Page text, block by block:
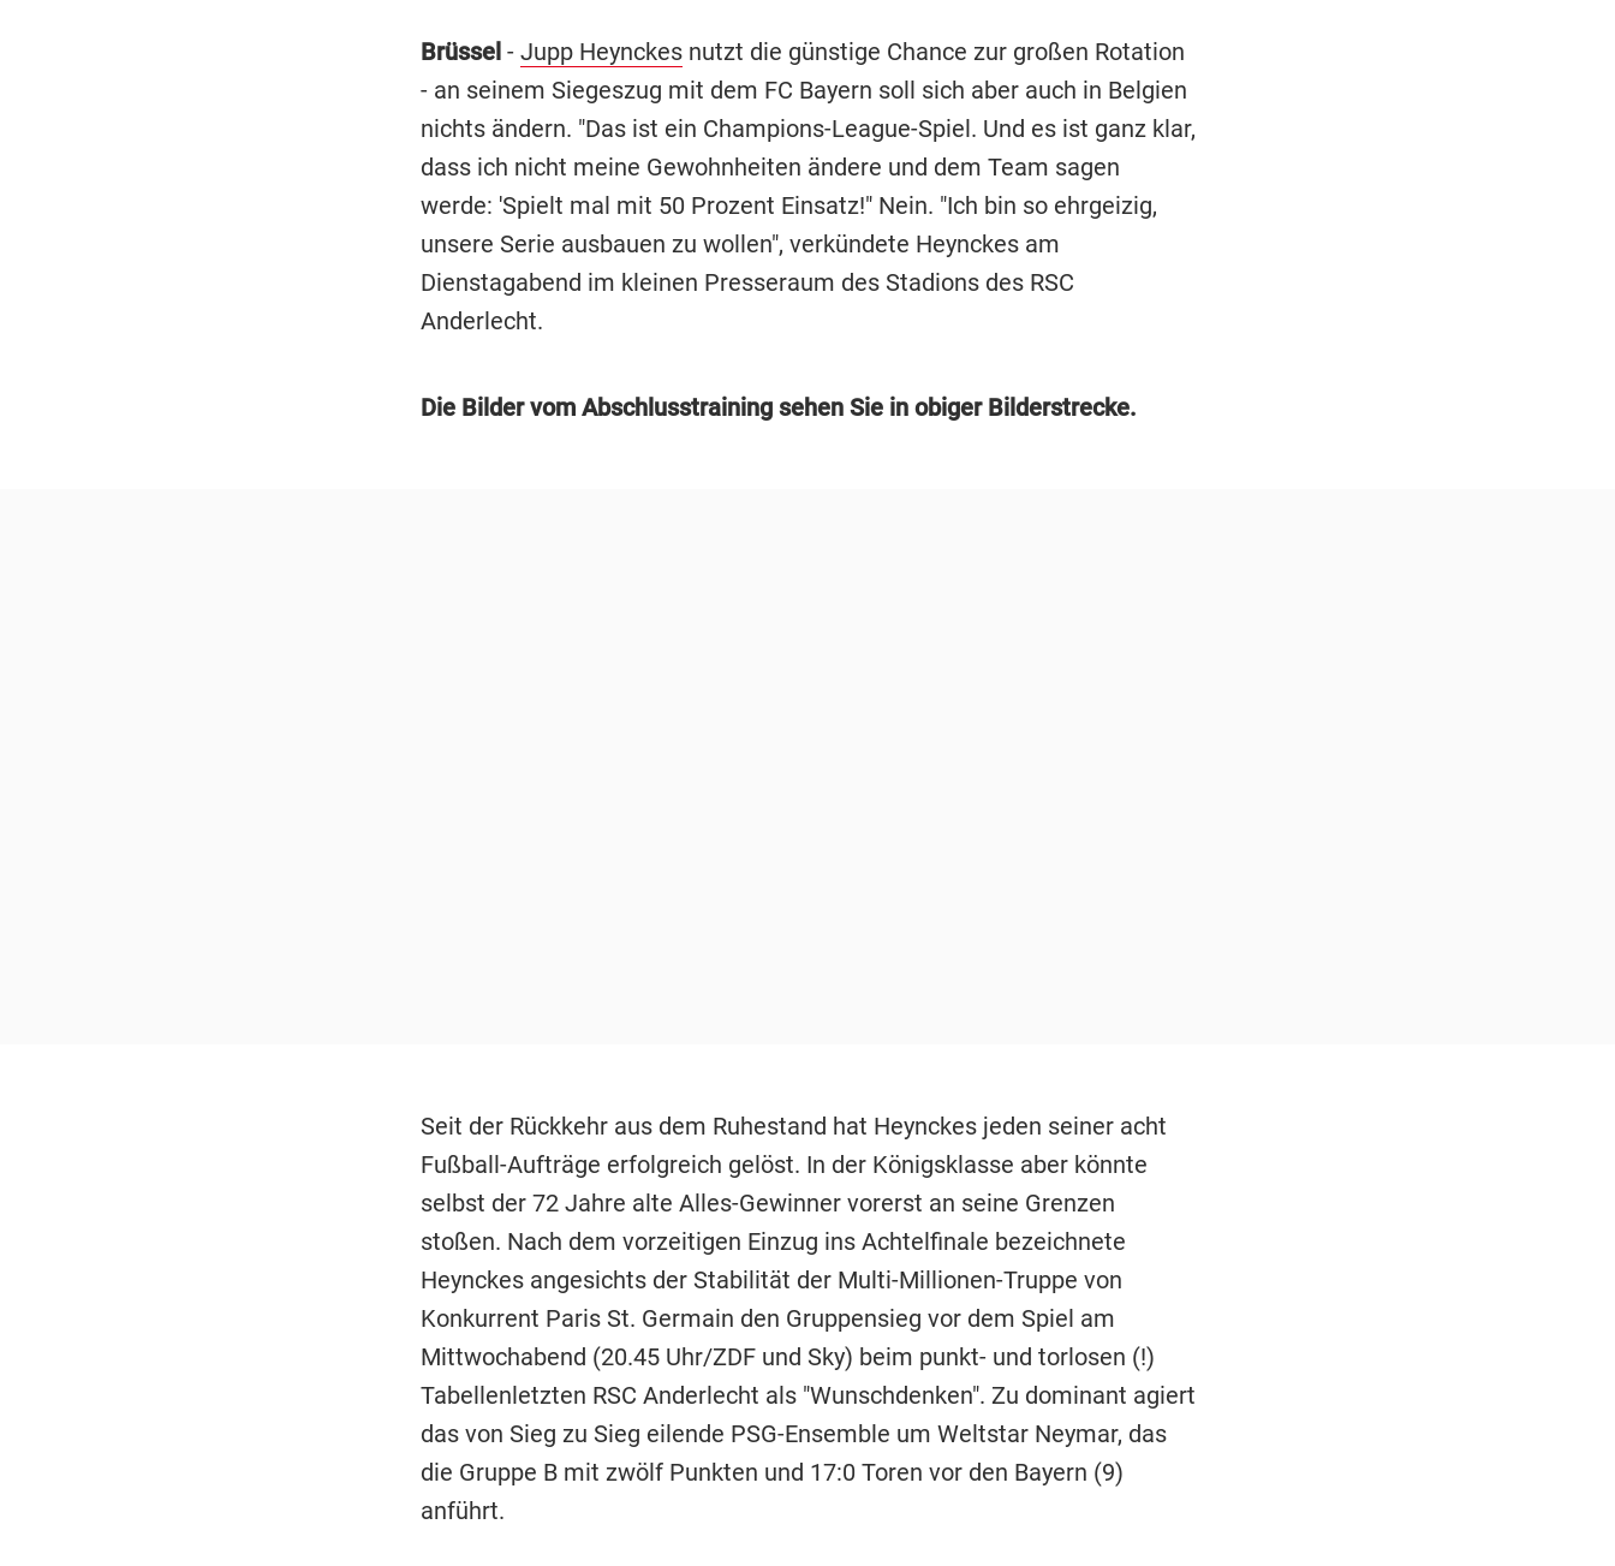
Brüssel - Jupp Heynckesnutzt die günstige Chance zur großen Rotation
- an seinem Siegeszug mit dem FC Bayern soll sich aber auch in Belgien
nichts ändern. "Das ist ein Champions-League-Spiel. Und es ist ganz klar,
dass ich nicht meine Gewohnheiten ändere und dem Team sagen
werde: 'Spielt mal mit 50 Prozent Einsatz!" Nein. "Ich bin so ehrgeizig,
unsere Serie ausbauen zu wollen", verkündete Heynckes am
Dienstagabend im kleinen Presseraum des Stadions des RSC
Anderlecht.
Die Bilder vom Abschlusstraining sehen Sie in obiger Bilderstrecke.
Seit der Rückkehr aus dem Ruhestand hat Heynckes jeden seiner acht
Fußball-Aufträge erfolgreich gelöst. In der Königsklasse aber könnte
selbst der 72 Jahre alte Alles-Gewinner vorerst an seine Grenzen
stoßen. Nach dem vorzeitigen Einzug ins Achtelfinale bezeichnete
Heynckes angesichts der Stabilität der Multi-Millionen-Truppe von
Konkurrent Paris St. Germain den Gruppensieg vor dem Spiel am
Mittwochabend (20.45 Uhr/ZDF und Sky) beim punkt- und torlosen (!)
Tabellenletzten RSC Anderlecht als "Wunschdenken". Zu dominant agiert
das von Sieg zu Sieg eilende PSG-Ensemble um Weltstar Neymar, das
die Gruppe B mit zwölf Punkten und 17:0 Toren vor den Bayern (9)
anführt.